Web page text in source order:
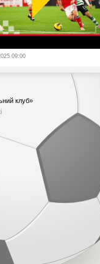
09:00
клуб»